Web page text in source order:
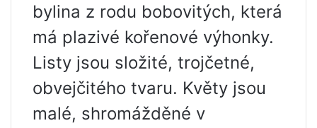
bylina z rodu bobovitých, která
má plazivé kořenové výhonky.
Listy jsou složité, trojčetné,
obvejčitého tvaru. Květy jsou
malé, shromážděné v